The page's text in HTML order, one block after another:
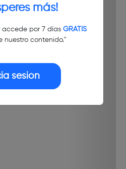
más!
por 7 días GRATIS
nuestro contenido."
sesión